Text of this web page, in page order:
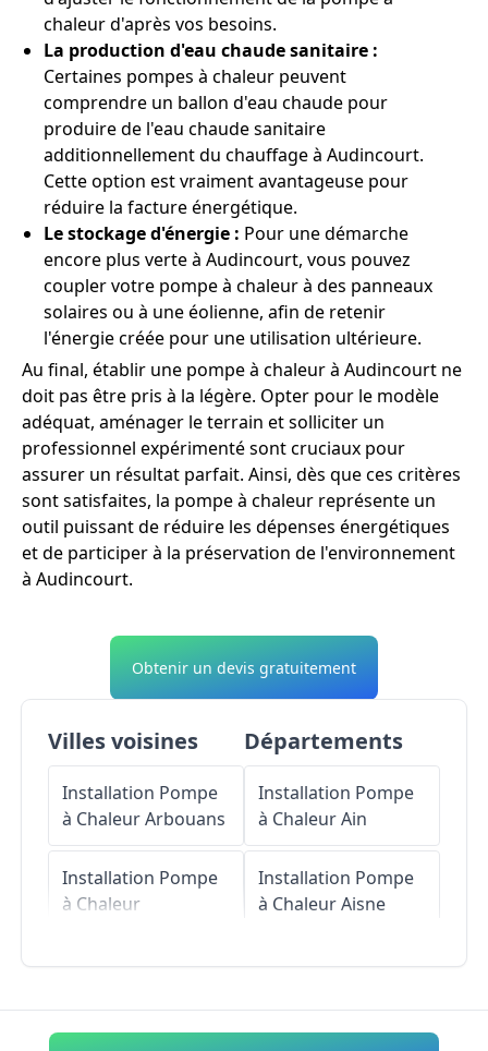
chaleur d'après vos besoins.
La production d'eau chaude sanitaire :
Certaines pompes à chaleur peuvent
comprendre un ballon d'eau chaude pour
produire de l'eau chaude sanitaire
additionnellement du chauffage à Audincourt.
Cette option est vraiment avantageuse pour
réduire la facture énergétique.
Le stockage d'énergie : Pour une démarche
encore plus verte à Audincourt, vous pouvez
coupler votre pompe à chaleur à des panneaux
solaires ou à une éolienne, afin de retenir
l'énergie créée pour une utilisation ultérieure.
Au final, établir une pompe à chaleur à Audincourt ne
doit pas être pris à la légère. Opter pour le modèle
adéquat, aménager le terrain et solliciter un
professionnel expérimenté sont cruciaux pour
assurer un résultat parfait. Ainsi, dès que ces critères
sont satisfaites, la pompe à chaleur représente un
outil puissant de réduire les dépenses énergétiques
et de participer à la préservation de l'environnement
à Audincourt.
Obtenir un devis gratuitement
Villes voisines
Installation Pompe
à ChaleurArbouans
Installation Pompe
à Chaleur
à ChaleurExincourt
Départements
Installation Pompe
à ChaleurAin
Installation Pompe
à ChaleurAisne
Installation Pompe